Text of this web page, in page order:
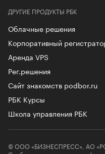
ДРУГИЕ ПРОДУКТЫ РБК
Облачные решения
Корпоративный
Аренда VPS
Рег.решения
Сайт знакомств podbor.ru
РБК Курсы
Школа управления РБК
© ООО «БИЗНЕСПРЕСС», АО